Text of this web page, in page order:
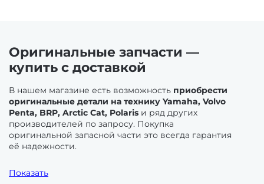
Задняя подвеска
Валы
Запчасти задней подвески
Консоли и тарги
Принадлежности для ремонта
Тележки для надувных лодок
Тенты стояночные
Оригинальные запчасти —
купить с доставкой
В нашем магазине есть возможность приобрести
оригинальные детали на технику Yamaha, Volvo
Penta, BRP, Arctic Cat, Polaris и ряд других
производителей по запросу. Покупка
оригинальной запасной части это всегда гарантия
её надежности.
управления нуждаются в своевременной починке
Показать